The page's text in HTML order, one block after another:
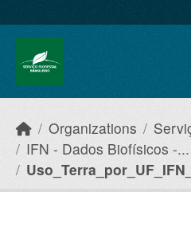
Organizations
IFN - Dados Biofísicos -...